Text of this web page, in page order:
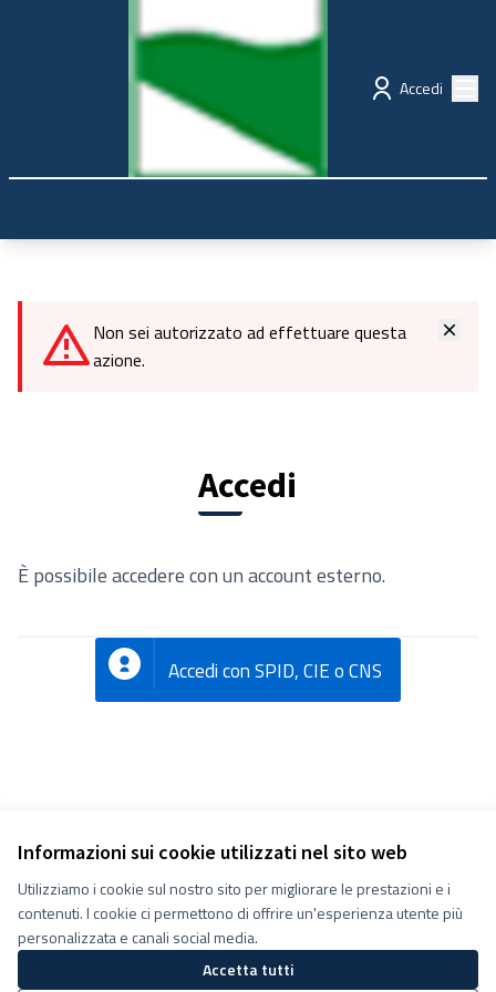
Informazioni sui cookie utilizzati nel sito web
Utilizziamo i cookie sul nostro sito per migliorare le prestazioni e i
contenuti. I cookie ci permettono di offrire un'esperienza utente più
personalizzata e canali social media.
Accetta tutti
Regione Emilia-Romagna Partecipazione
Accedi
Non sei autorizzato ad effettuare questa
azione.
Accedi
È possibile accedere con un account esterno.
Accedi con SPID, CIE o CNS
Termini e condizioni d''uso
Impostazioni Cookie
Decidiamo su Facebook
Decidiamo su YouTube
(Collegamento esterno)